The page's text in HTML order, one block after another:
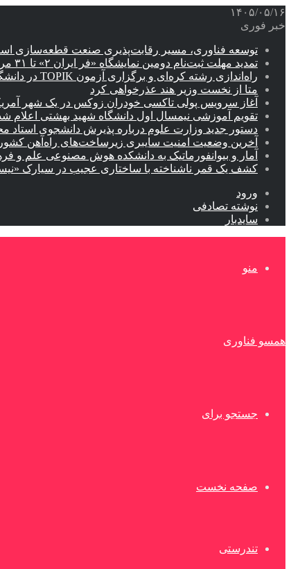
۱۴۰۵/۰۵/۱۶
خبر فوری
توسعه فناوری، مسیر رقابت‌پذیری صنعت قطعه‌سازی
تمدید مهلت ثبت‌نام دومین نمایشگاه «فر ایران ۲» تا ۳۱ مرداد
راه‌اندازی رشته کره‌ای و برگزاری آزمون TOPIK در دانشگاه تهران
متا از نخست وزیر هند عذرخواهی کرد
آغاز سرویس پولی تاکسی خودران زوکس در یک شهر
تقویم آموزشی نیمسال اول دانشگاه شهید بهشتی اعلام
دستور جدید وزارت علوم درباره پذیرش دانشجوی استاد
آخرین وضعیت امنیت سایبری زیرساخت‌های راه‌آهن کشور
آمار و بیوانفورماتیک به دانشکده هوش مصنوعی علم و
کشف یک قمر ناشناخته با ساختاری عجیب در سیارک
ورود
نوشته تصادفی
سایدبار
منو
همسو فناوری
جستجو برای
صفحه نخست
تندرستی